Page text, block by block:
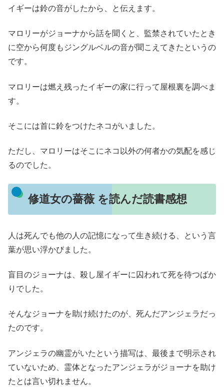
イギーは鈴の音がしたから、と伝えます。
マロリーがジョーナから話を聞くと、監禁されていたとき
に空から何度もジングルベルの音が聞こえてきたというの
です。
マロリーは燃え残ったイギーの家に行って屋根裏を調べま
す。
そこには首に鈴をつけたネコがいました。
ただし、マロリーはそこにネコ以外の何者かの気配を感じ
るのでした。
修道女の薔薇 を読んだ読書感想
人は死んでも他の人の記憶になって生き続ける、という言
葉が思い浮かびました。
盲目のジョーナは、殺し屋イギーに囚われて死を待つばか
りでした。
そんなジョーナを助け続けたのが、死んだアンジェラだっ
たのです。
アンジェラの幽霊がいたという描写は、最後まで明示され
ていないため、霊体となったアンジェラがジョーナを助け
たとは言い切れません。